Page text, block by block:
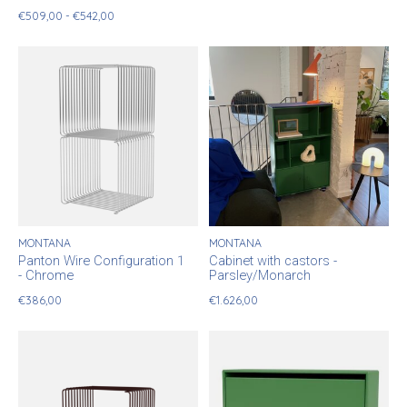
€509,00 - €542,00
MONTANA
Panton Wire Configuration 1
- Chrome
€386,00
MONTANA
Cabinet with castors -
Parsley/Monarch
€1.626,00